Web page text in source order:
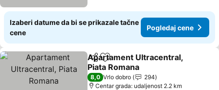
Izaberi datume da bi se prikazale tačne
cene
Pogledaj cene
Deli Dodati u favorite
Apartament Ultracentral,
Piata Romana
Pogledaj cene
8,0 Vrlo dobro
294
Centar grada: udaljenost 2.2 km